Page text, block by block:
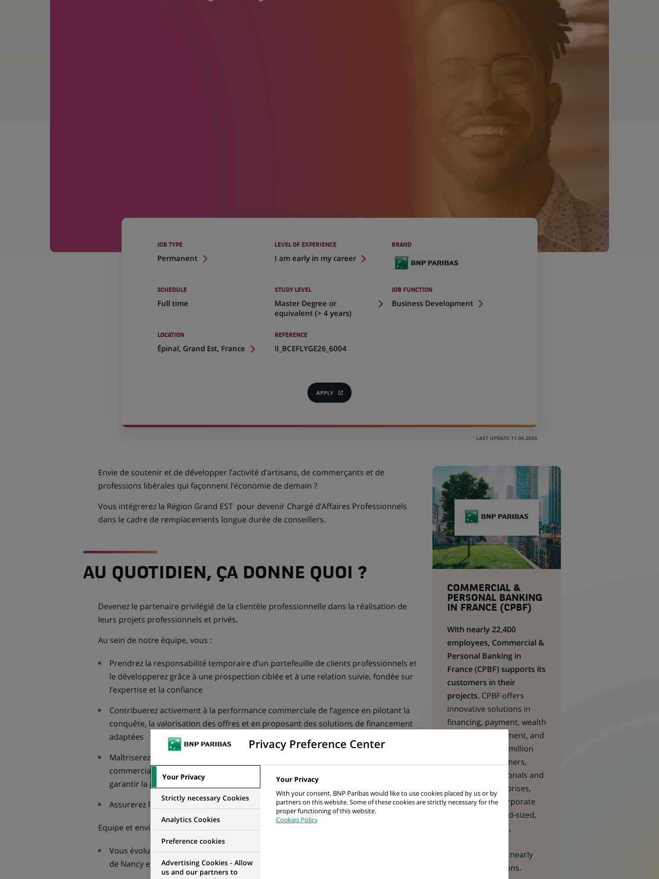
JOB TYPE
Permanent
LEVEL OF EXPERIENCE
I am early in my career
BRAND
SCHEDULE
Full time
STUDY LEVEL
Master Degree or
equivalent (> 4 years)
JOB FUNCTION
Business Development
LOCATION
Épinal, Grand Est, France
(Opens
REFERENCE
!I_BCEFLYGE26_6004
APPLY(OPENS
IN
LAST UPDATE 11.06.2026
Envie de soutenir et de développer l’activité d’artisans, de commerçants et de
professions libérales qui façonnent l’économie de demain ?
Vous intégrerez la Région Grand EST pour devenir Chargé d’Affaires Professionnels
dans le cadre de remplacements longue durée de conseillers.
AU QUOTIDIEN, ÇA DONNE QUOI ?
Devenez le partenaire privilégié de la clientèle professionnelle dans la réalisation de
leurs projets professionnels et privés.
Au sein de notre équipe, vous :
Prendrez la responsabilité temporaire d’un portefeuille de clients professionnels et
le développerez grâce à une prospection ciblée et à une relation suivie, fondée sur
l’expertise et la confiance
Contribuerez activement à la performance commerciale de l’agence en pilotant la
conquête, la valorisation des offres et en proposant des solutions de financement
adaptées
Maîtriserez les risques liés à l’activité et contribuerez à la performance
commerciale en appliquant les standards de conformité et d’éthique afin de
garantir la protection et l’intérêt de nos clients
Assurerez l’excellence relationnelle, en face-à-face comme à distance.
Equipe et environnement :
Vous évoluerez dans un environnement dynamique et formateur sur les Territoire
de Nancy et d'Epinal
COMMERCIAL &
PERSONAL BANKING
IN FRANCE (CPBF)
With nearly 22,400
employees, Commercial &
Personal Banking in
France (CPBF) supports its
customers in their
projects. CPBF offers
innovative solutions in
financing, payment, wealth
& asset management, and
insurance to 7,2 million
individual customers,
490,000 professionals and
very small enterprises,
nearly 94,000 corporate
clients (SMEs, mid‑sized,
large corporates,
institutions) and nearly
54,000 associations.
Privacy Preference Center
Your Privacy
Strictly necessary Cookies
Analytics Cookies
Preference cookies
Advertising Cookies - Allow
us and our partners to
Your Privacy
With your consent, BNP Paribas would like to use cookies placed by us or by
partners on this website. Some of these cookies are strictly necessary for the
proper functioning of this website.
Cookies Policy